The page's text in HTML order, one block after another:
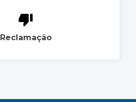
Reclamação